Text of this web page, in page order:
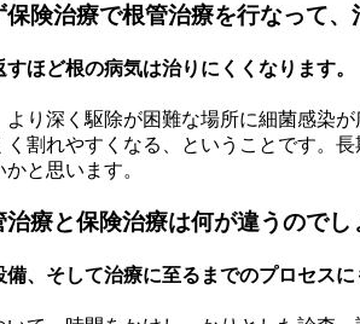
険治療で根管治療を行なって、
ほど根の病気は治りにくくなります。
り深く駆除が困難な場所に細菌感染
割れやすくなる、ということです。
と思います。
療と保険治療は何が違うのでし
、そして治療に至るまでのプロセスに